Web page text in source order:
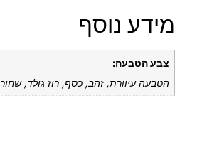
מידע נוסף
צבע הטבעה:
הטבעה עיוורת, זהב, כסף, רוז גולד, שחור